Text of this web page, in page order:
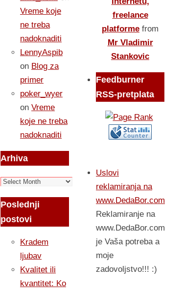
Vreme koje
ne treba
nadoknaditi
LennyAspib
on Blog za
primer
poker_wyer
on Vreme
koje ne treba
nadoknaditi
Arhiva
Arhiva
Poslednji
postovi
Kradem
ljubav
Kvalitet ili
kvantitet: Ko
freelance
platforme from
Mr Vladimir
Stankovic
Feedburner
RSS-pretplata
Uslovi
reklamiranja na
www.DedaBor.com
Reklamiranje na
www.DedaBor.com
je Vaša potreba a
moje
zadovoljstvo!!! :)